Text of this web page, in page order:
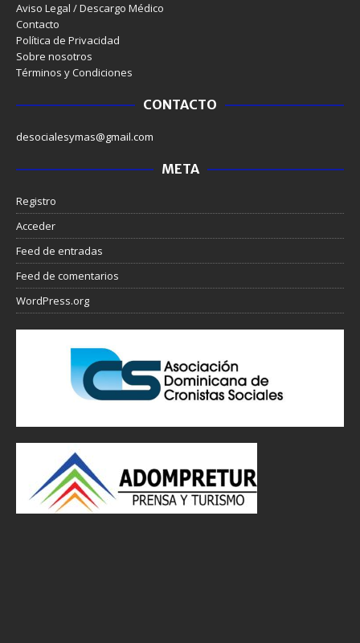
Aviso Legal / Descargo Médico
Contacto
Política de Privacidad
Sobre nosotros
Términos y Condiciones
CONTACTO
desocialesymas@gmail.com
META
Registro
Acceder
Feed de entradas
Feed de comentarios
WordPress.org